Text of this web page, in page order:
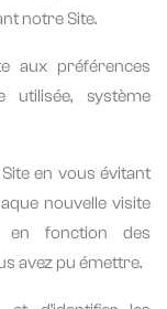
notre Site.
aux préférences
utilisée, système
en vous évitant
nouvelle visite
en fonction des
avez pu émettre.